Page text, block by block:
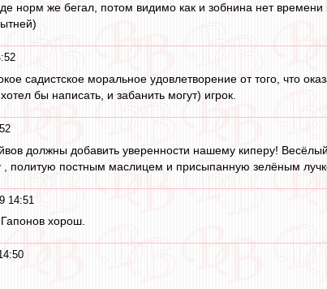
норм же бегал, потом видимо как и зобнина нет времени
садистское моральное удовлетворение от того, что
бы написать, и забанить могут) игрок.
должны добавить уверенности нашему киперу!
, политую постным маслицем и присыпанную зелёным
14:51
хорош.